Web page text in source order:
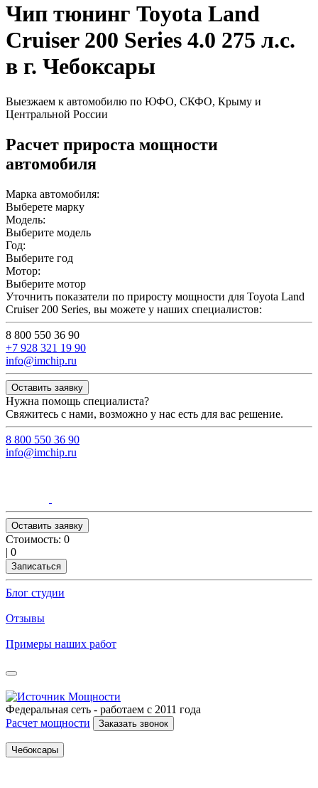
Чип тюнинг Toyota Land
Cruiser 200 Series 4.0 275 л.с.
в г. Чебоксары
Выезжаем к автомобилю по ЮФО, СКФО, Крыму и
Центральной России
Расчет прироста мощности
автомобиля
Марка автомобиля:
Выберете марку
Модель:
Выберите модель
Год:
Выберите год
Мотор:
Выберите мотор
Уточнить показатели по приросту мощности для Toyota Land
Cruiser 200 Series, вы можете у наших специалистов:
8 800 550 36 90
+7 928 321 19 90
info@imchip.ru
Оставить заявку
Нужна помощь специалиста?
Свяжитесь с нами, возможно у нас есть для вас решение.
8 800 550 36 90
info@imchip.ru
Оставить заявку
Стоимость: 0
| 0
Записаться
Блог студии
Отзывы
Примеры наших работ
Федеральная сеть - работаем с 2011 года
Расчет мощности
Заказать звонок
Чебоксары